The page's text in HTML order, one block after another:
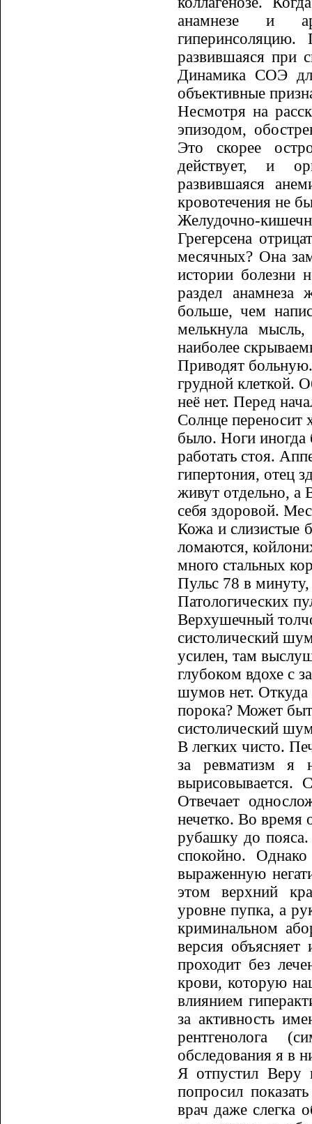
анамнезе и
развившаяся при
Динамика СОЭ
объективные
Несмотря на
эпизодом,
Это скорее
действует, и
развившаяся
кровотечения не
Желудочно-
Грегерсена
месячных? Она
ис­тории болезни
раздел анамнеза
больше, чем
мелькнула
наиболее
Приводят
грудной клет­кой.
неё нет. Перед
Солнце переносит
было. Ноги иногда
работать стоя.
гипертония, отец
живут отдельно, а
себя здоровой.
Кожа и слизистые
ломают­ся,
много стальных
Пульс 78 в
Патологи­чес­ких
Верхушечный
систолический
усилен, там
глубоком вдохе с
шумов нет. Откуда
порока? Может
систолический
В легких чисто.
за ревма­тизм я
вырисовывается.
Отвечает
нечетко. Во время
рубашку до пояса.
спокойно.
выраженную
этом верхний
уровне пупка, а
крими­наль­ном
версия
проходит без
крови, которую
влиянием
за активность
рентгенолога
обследования я в
Я отпустил Веру
попросил
врач даже слегка